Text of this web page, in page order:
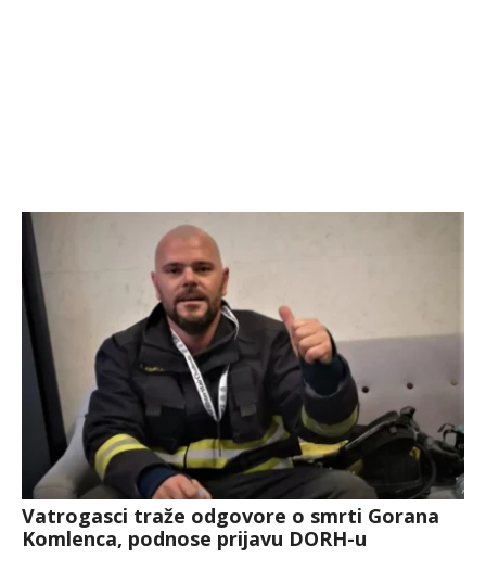
Vatrogasci traže odgovore o smrti Gorana
Komlenca, podnose prijavu DORH-u